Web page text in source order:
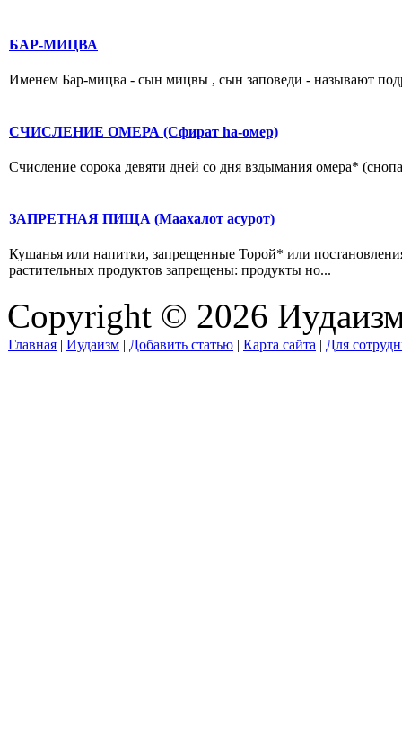
БАР-МИЦВА
Именем Бар-мицва - сын мицвы , сын заповеди - называют
СЧИСЛЕНИЕ ОМЕРА (Сфират hа-омер)
Счисление сорока девяти дней со дня вздымания омера*
ЗАПРЕТНАЯ ПИЩА (Маахалот асурот)
Кушанья или напитки, запрещенные Торой* или
растительных продуктов запрещены: продукты но...
Copyright © 2026
Главная | Иудаизм | Добавить статью | Карта сайта | Для